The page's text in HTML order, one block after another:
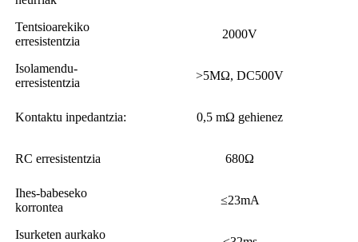
Tentsioarekiko
erresistentzia
2000V
Isolamendu-
erresistentzia
>5MΩ, DC500V
Kontaktu inpedantzia: 0,5 mΩ gehienez
RC erresistentzia 680Ω
Ihes-babeseko
korrontea
≤23mA
Isurketen aurkako